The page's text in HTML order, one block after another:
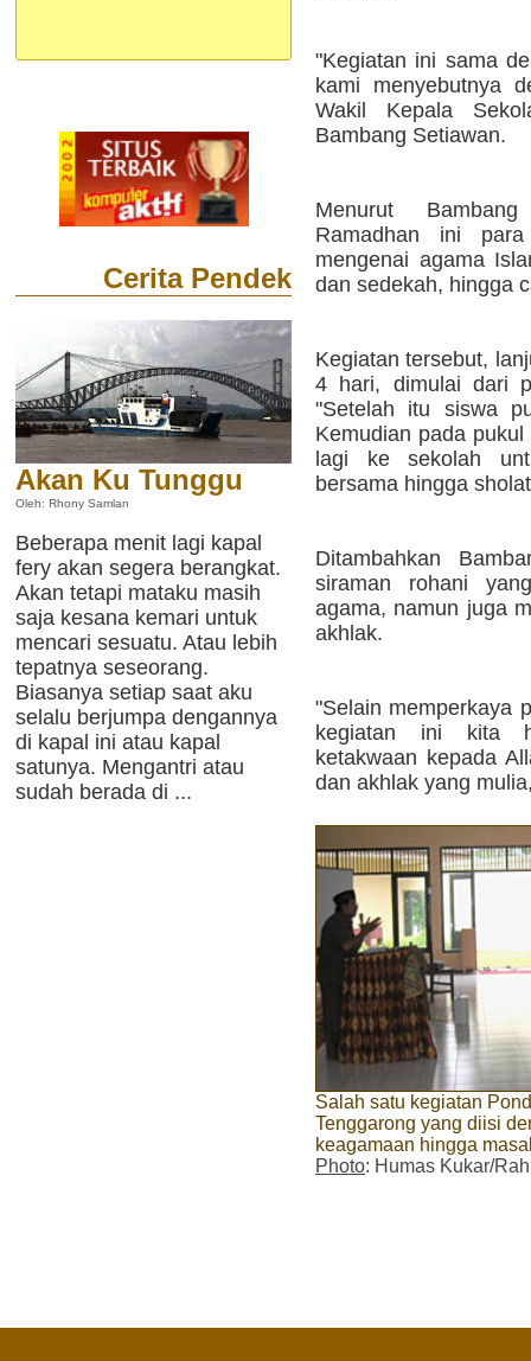
Cerita Pendek
Akan Ku Tunggu
Oleh: Rhony Samlan
Beberapa menit lagi kapal
fery akan segera berangkat.
Akan tetapi mataku masih
saja kesana kemari untuk
mencari sesuatu. Atau lebih
tepatnya seseorang.
Biasanya setiap saat aku
selalu berjumpa dengannya
di kapal ini atau kapal
satunya. Mengantri atau
sudah berada di ...
"Kegiatan ini sama
kami menyebutnya
Wakil Kepala
Bambang Setiawan.
Menurut
Ramadhan ini
mengenai agama
dan sedekah, hingga
Kegiatan tersebut,
4 hari, dimulai dari
"Setelah itu siswa
Kemudian pada
lagi ke sekolah
bersama hingga
Ditambahkan
siraman rohani
agama, namun juga
akhlak.
"Selain memperkaya
kegiatan ini kita
ketakwaan kepada
dan akhlak yang
Salah satu kegiatan
Tenggarong yang diisi
keagamaan hingga
Photo: Humas Kukar/